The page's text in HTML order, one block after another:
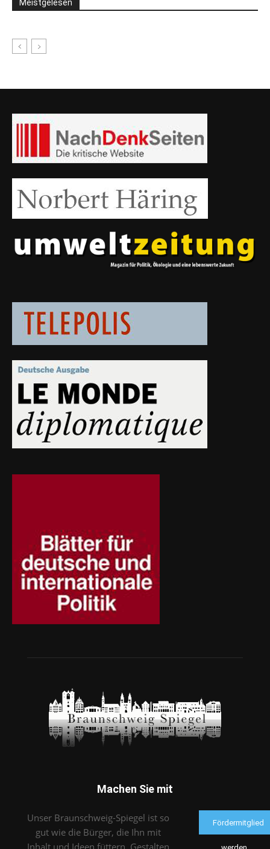
Meistgelesen
Machen Sie mit
Unser Braunschweig-Spiegel ist so
gut wie die Bürger, die Ihn mit
Fördermitglied
werden